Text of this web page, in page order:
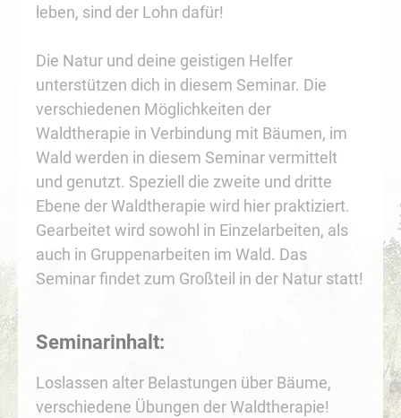
leben, sind der Lohn dafür!
Die Natur und deine geistigen Helfer
unterstützen dich in diesem Seminar. Die
verschiedenen Möglichkeiten der
Waldtherapie in Verbindung mit Bäumen, im
Wald werden in diesem Seminar vermittelt
und genutzt. Speziell die zweite und dritte
Ebene der Waldtherapie wird hier praktiziert.
Gearbeitet wird sowohl in Einzelarbeiten, als
auch in Gruppenarbeiten im Wald. Das
Seminar findet zum Großteil in der Natur statt!
Seminarinhalt:
Loslassen alter Belastungen über Bäume,
verschiedene Übungen der Waldtherapie!